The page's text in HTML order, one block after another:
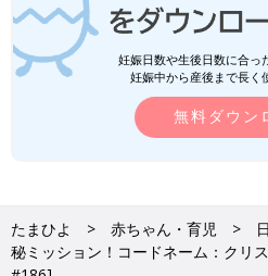
妊娠日数や生後日数に合っ
妊娠中から産後まで長く
無料ダウン
たまひよ 赤ちゃん・育児
秘ミッション！コードネーム：クリ